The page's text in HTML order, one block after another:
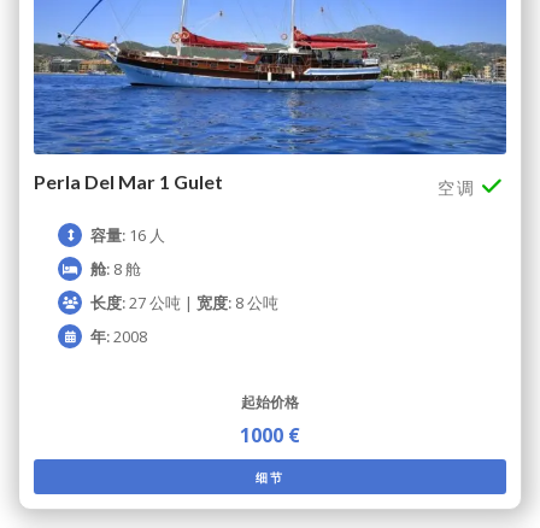
Perla Del Mar 1 Gulet 空调
容量: 16 人
舱: 8 舱
长度:27 公吨 | 宽度: 8 公吨
年:2008
起始价格
1000 €
细节